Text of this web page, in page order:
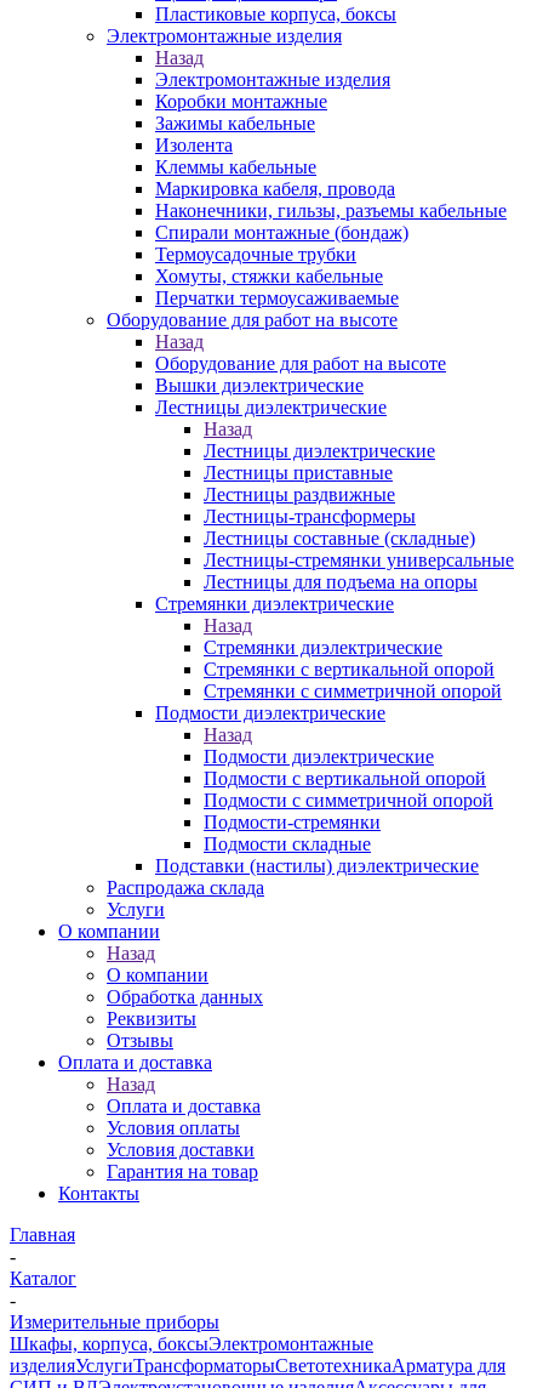
Пластиковые корпуса, боксы
Электромонтажные изделия
Назад
Электромонтажные изделия
Коробки монтажные
Зажимы кабельные
Изолента
Клеммы кабельные
Маркировка кабеля, провода
Наконечники, гильзы, разъемы кабельные
Спирали монтажные (бондаж)
Термоусадочные трубки
Хомуты, стяжки кабельные
Перчатки термоусаживаемые
Оборудование для работ на высоте
Назад
Оборудование для работ на высоте
Вышки диэлектрические
Лестницы диэлектрические
Назад
Лестницы диэлектрические
Лестницы приставные
Лестницы раздвижные
Лестницы-трансформеры
Лестницы составные (складные)
Лестницы-стремянки универсальные
Лестницы для подъема на опоры
Стремянки диэлектрические
Назад
Стремянки диэлектрические
Стремянки с вертикальной опорой
Стремянки с симметричной опорой
Подмости диэлектрические
Назад
Подмости диэлектрические
Подмости с вертикальной опорой
Подмости с симметричной опорой
Подмости-стремянки
Подмости складные
Подставки (настилы) диэлектрические
Распродажа склада
Услуги
О компании
Назад
О компании
Обработка данных
Реквизиты
Отзывы
Оплата и доставка
Назад
Оплата и доставка
Условия оплаты
Условия доставки
Гарантия на товар
Контакты
Главная
-
Каталог
-
Измерительные приборы
Шкафы, корпуса, боксыЭлектромонтажные
изделияУслугиТрансформаторыСветотехникаАрматура для